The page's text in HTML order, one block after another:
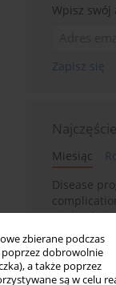
zbierane podczas
poprzez dobrowolnie
a także poprzez
są w celu
Wpisz swój
Zapisz się
Miesiąc
Disease
misleads
syndrome:
in